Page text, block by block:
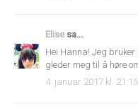
Elisesa...
Hei Hanna! Jeg
gleder meg til å høre
4. januar 2017 kl. 21:15